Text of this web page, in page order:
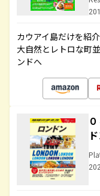
カウアイ島だけを紹
大自然とレトロな町
ンドへ